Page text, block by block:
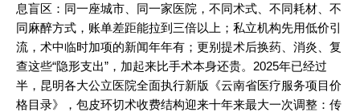
息盲区：同一座城市、同一家医院，不同术式、不同耗材、不
同麻醉方式，账单差距能拉到三倍以上；私立机构先用低价引
流，术中临时加项的新闻年年有；更别提术后换药、消炎、复
查这些“隐形支出”，加起来比手术本身还贵。2025年已经过
半，昆明各大公立医院全面执行新版《云南省医疗服务项目价
格目录》，包皮环切术收费结构迎来十年来最大一次调整：传